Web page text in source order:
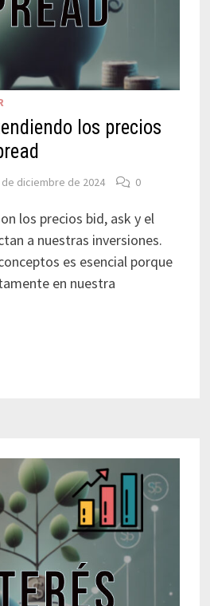
los precios
de diciembre de 2024 0
los precios bid, ask y el
a nuestras inversiones.
es esencial porque
en nuestra